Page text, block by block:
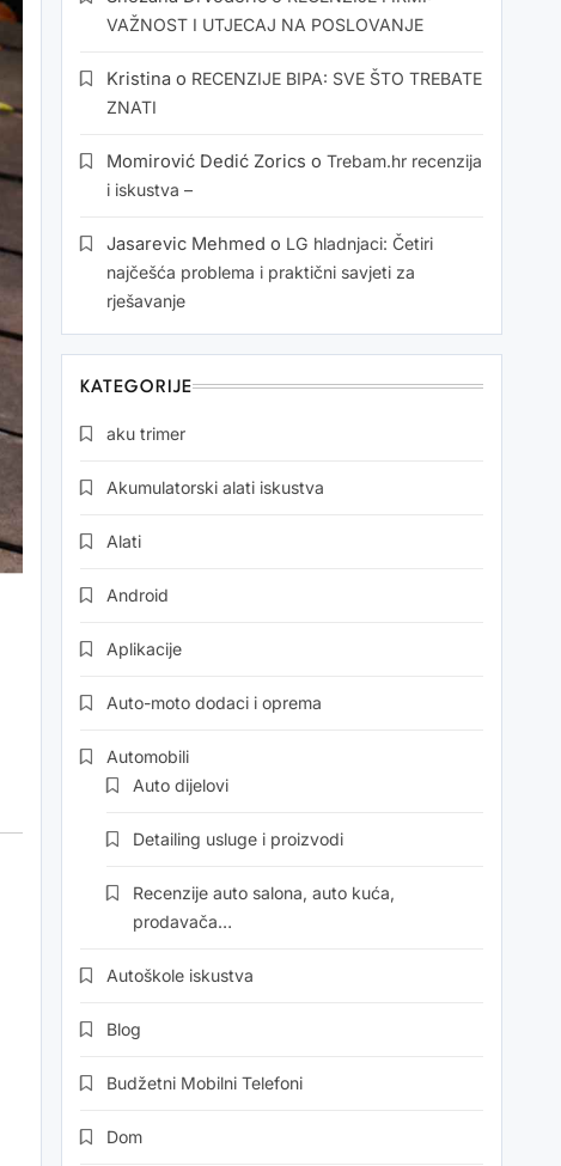
VAŽNOST I UTJECAJ NA POSLOVANJE
Kristina o RECENZIJE BIPA: SVE ŠTO TREBATE
ZNATI
Momirović Dedić Zorics o Trebam.hr recenzija
i iskustva –
Jasarevic Mehmed o LG hladnjaci: Četiri
najčešća problema i praktični savjeti za
rješavanje
KATEGORIJE
aku trimer
Akumulatorski alati iskustva
Alati
Android
Aplikacije
Auto-moto dodaci i oprema
Automobili
Auto dijelovi
Detailing usluge i proizvodi
Recenzije auto salona, auto kuća,
prodavača…
Autoškole iskustva
Blog
Budžetni Mobilni Telefoni
Dom